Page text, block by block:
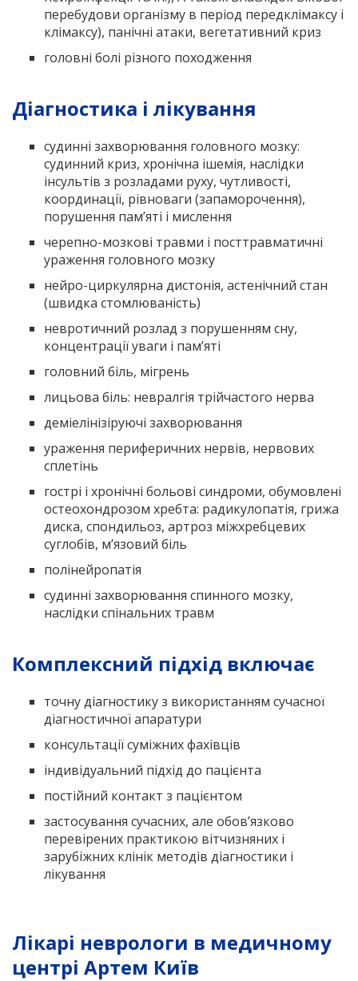
перебудови організму в період передклімаксу і
клімаксу), панічні атаки, вегетативний криз
головні болі різного походження
Діагностика і лікування
судинні захворювання головного мозку:
судинний криз, хронічна ішемія, наслідки
інсультів з розладами руху, чутливості,
координації, рівноваги (запаморочення),
порушення пам’яті і мислення
черепно-мозкові травми і посттравматичні
ураження головного мозку
нейро-циркулярна дистонія, астенічний стан
(швидка стомлюваність)
невротичний розлад з порушенням сну,
концентрації уваги і пам’яті
головний біль, мігрень
лицьова біль: невралгія трійчастого нерва
деміелінізіруючі захворювання
ураження периферичних нервів, нервових
сплетінь
гострі і хронічні больові синдроми, обумовлені
остеохондрозом хребта: радикулопатія, грижа
диска, спондильоз, артроз міжхребцевих
суглобів, м’язовий біль
полінейропатія
судинні захворювання спинного мозку,
наслідки спінальних травм
Комплексний підхід включає
точну діагностику з використанням сучасної
діагностичної апаратури
консультації суміжних фахівців
індивідуальний підхід до пацієнта
постійний контакт з пацієнтом
застосування сучасних, але обов’язково
перевірених практикою вітчизняних і
зарубіжних клінік методів діагностики і
лікування
Лікарі неврологи в медичному
центрі Артем Київ